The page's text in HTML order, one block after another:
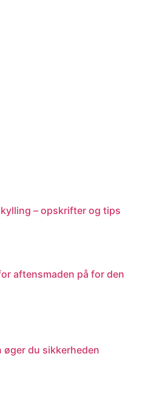
– opskrifter og tips
aftensmaden på for den
du sikkerheden